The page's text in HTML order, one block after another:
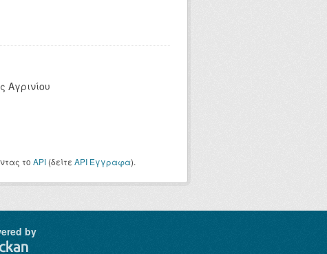
Αγρινίου
το API (δείτε API Έγγραφα).
by